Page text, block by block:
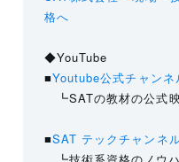
格へ
◆YouTube
■Youtube公式チャンネ
┗SATの教材の公式映
■SAT テックチャンネ